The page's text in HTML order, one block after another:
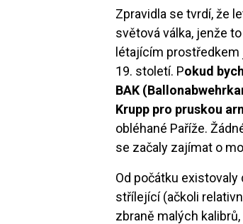
Zpravidla se tvrdí, že
světová válka, jenže
létajícím prostředkem
19. století. Pokud
BAK
Krupp pro pruskou
obléhané Paříže.
se začaly zajímat o
Od počátku existovaly
střílející (ačkoli
zbraně malých